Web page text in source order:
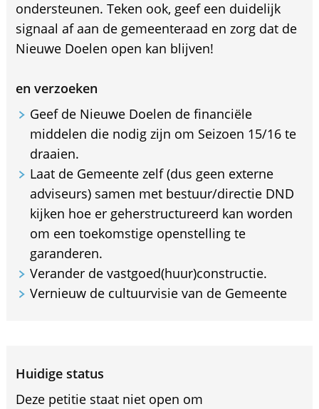
ondersteunen. Teken ook, geef een duidelijk
signaal af aan de gemeenteraad en zorg dat de
Nieuwe Doelen open kan blijven!
en verzoeken
Geef de Nieuwe Doelen de financiële
middelen die nodig zijn om Seizoen 15/16 te
draaien.
Laat de Gemeente zelf (dus geen externe
adviseurs) samen met bestuur/directie DND
kijken hoe er geherstructureerd kan worden
om een toekomstige openstelling te
garanderen.
Verander de vastgoed(huur)constructie.
Vernieuw de cultuurvisie van de Gemeente
Huidige status
Deze petitie staat niet open om